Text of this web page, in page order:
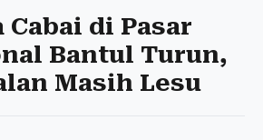
Cabai di Pasar
Bantul Turun,
Masih Lesu